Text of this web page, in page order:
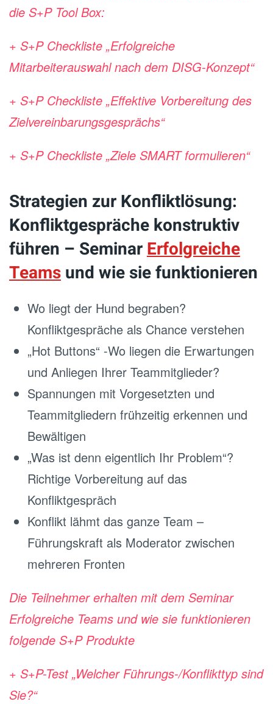
die S+P Tool Box:
+ S+P Checkliste „Erfolgreiche
Mitarbeiterauswahl nach dem DISG-Konzept“
+ S+P Checkliste „Effektive Vorbereitung des
Zielvereinbarungsgesprächs“
+ S+P Checkliste „Ziele SMART formulieren“
Strategien zur Konfliktlösung:
Konfliktgespräche konstruktiv
führen – SeminarErfolgreiche
Teamsund wie sie funktionieren
Wo liegt der Hund begraben?
Konfliktgespräche als Chance verstehen
„Hot Buttons“ -Wo liegen die Erwartungen
und Anliegen Ihrer Teammitglieder?
Spannungen mit Vorgesetzten und
Teammitgliedern frühzeitig erkennen und
Bewältigen
„Was ist denn eigentlich Ihr Problem“?
Richtige Vorbereitung auf das
Konfliktgespräch
Konflikt lähmt das ganze Team –
Führungskraft als Moderator zwischen
mehreren Fronten
Die Teilnehmer erhalten mit dem Seminar
Erfolgreiche Teams und wie sie funktionieren
folgende S+P Produkte
+ S+P-Test „Welcher Führungs-/Konflikttyp sind
Sie?“